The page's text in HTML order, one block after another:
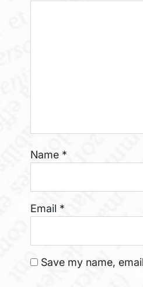
Name *
Email *
Save my name,